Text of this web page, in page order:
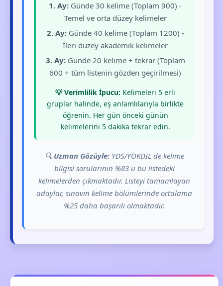
1. Ay: Günde 30 kelime (Toplam 900) -
Temel ve orta düzey kelimeler
2. Ay:Günde 40 kelime (Toplam 1200) -
İleri düzey akademik kelimeler
3. Ay:Günde 20 kelime + tekrar (Toplam
600 + tüm listenin gözden geçirilmesi)
💡 Verimlilik İpucu: Kelimeleri 5 erli
gruplar halinde, eş anlamlılarıyla birlikte
öğrenin. Her gün önceki günün
kelimelerini 5 dakika tekrar edin.
🔍 Uzman Gözüyle:YDS/YÖKDİL de kelime
bilgisi sorularının %83 ü bu listedeki
kelimelerden çıkmaktadır. Listeyi tamamlayan
adaylar, sınavın kelime bölümlerinde ortalama
%25 daha başarılı olmaktadır.